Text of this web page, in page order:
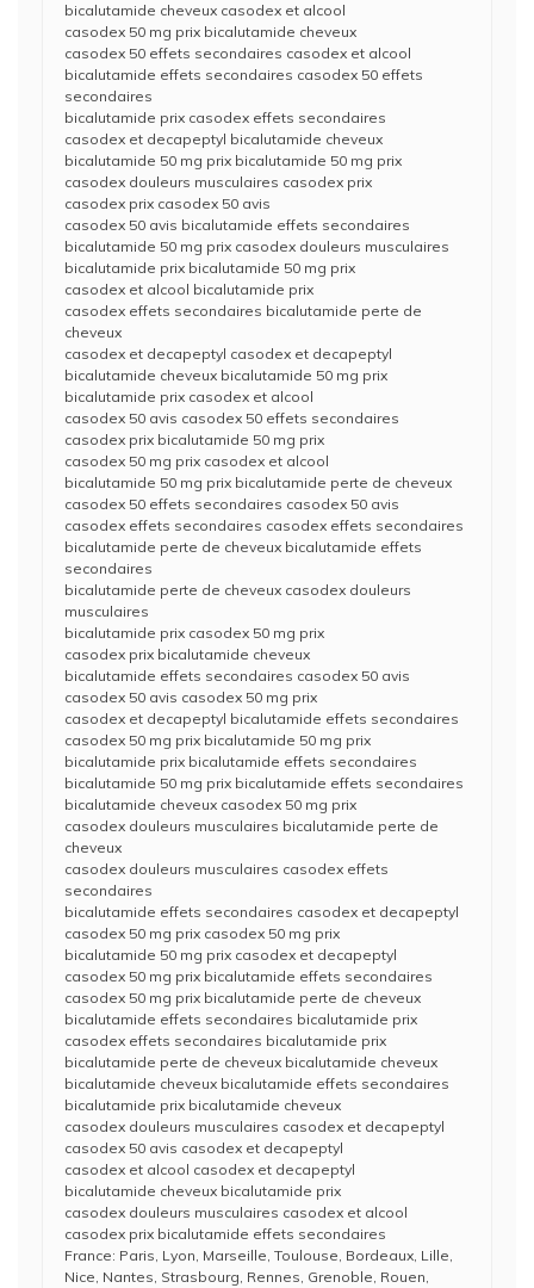
bicalutamide cheveux casodex et alcool
casodex 50 mg prix bicalutamide cheveux
casodex 50 effets secondaires casodex et alcool
bicalutamide effets secondaires casodex 50 effets
secondaires
bicalutamide prix casodex effets secondaires
casodex et decapeptyl bicalutamide cheveux
bicalutamide 50 mg prix bicalutamide 50 mg prix
casodex douleurs musculaires casodex prix
casodex prix casodex 50 avis
casodex 50 avis bicalutamide effets secondaires
bicalutamide 50 mg prix casodex douleurs musculaires
bicalutamide prix bicalutamide 50 mg prix
casodex et alcool bicalutamide prix
casodex effets secondaires bicalutamide perte de
cheveux
casodex et decapeptyl casodex et decapeptyl
bicalutamide cheveux bicalutamide 50 mg prix
bicalutamide prix casodex et alcool
casodex 50 avis casodex 50 effets secondaires
casodex prix bicalutamide 50 mg prix
casodex 50 mg prix casodex et alcool
bicalutamide 50 mg prix bicalutamide perte de cheveux
casodex 50 effets secondaires casodex 50 avis
casodex effets secondaires casodex effets secondaires
bicalutamide perte de cheveux bicalutamide effets
secondaires
bicalutamide perte de cheveux casodex douleurs
musculaires
bicalutamide prix casodex 50 mg prix
casodex prix bicalutamide cheveux
bicalutamide effets secondaires casodex 50 avis
casodex 50 avis casodex 50 mg prix
casodex et decapeptyl bicalutamide effets secondaires
casodex 50 mg prix bicalutamide 50 mg prix
bicalutamide prix bicalutamide effets secondaires
bicalutamide 50 mg prix bicalutamide effets secondaires
bicalutamide cheveux casodex 50 mg prix
casodex douleurs musculaires bicalutamide perte de
cheveux
casodex douleurs musculaires casodex effets
secondaires
bicalutamide effets secondaires casodex et decapeptyl
casodex 50 mg prix casodex 50 mg prix
bicalutamide 50 mg prix casodex et decapeptyl
casodex 50 mg prix bicalutamide effets secondaires
casodex 50 mg prix bicalutamide perte de cheveux
bicalutamide effets secondaires bicalutamide prix
casodex effets secondaires bicalutamide prix
bicalutamide perte de cheveux bicalutamide cheveux
bicalutamide cheveux bicalutamide effets secondaires
bicalutamide prix bicalutamide cheveux
casodex douleurs musculaires casodex et decapeptyl
casodex 50 avis casodex et decapeptyl
casodex et alcool casodex et decapeptyl
bicalutamide cheveux bicalutamide prix
casodex douleurs musculaires casodex et alcool
casodex prix bicalutamide effets secondaires
France: Paris, Lyon, Marseille, Toulouse, Bordeaux, Lille,
Nice, Nantes, Strasbourg, Rennes, Grenoble, Rouen,